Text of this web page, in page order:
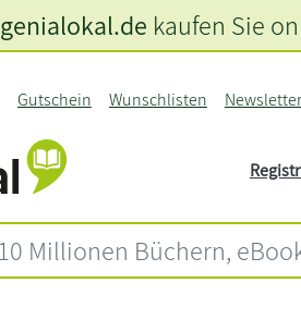
Gutschein Wunschlisten Newsletter
genialokal.de kaufen Sie